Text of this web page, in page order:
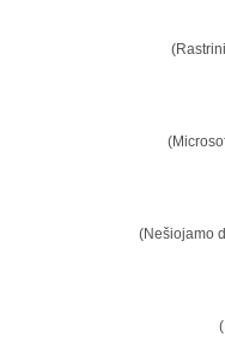
(Nešiojamo